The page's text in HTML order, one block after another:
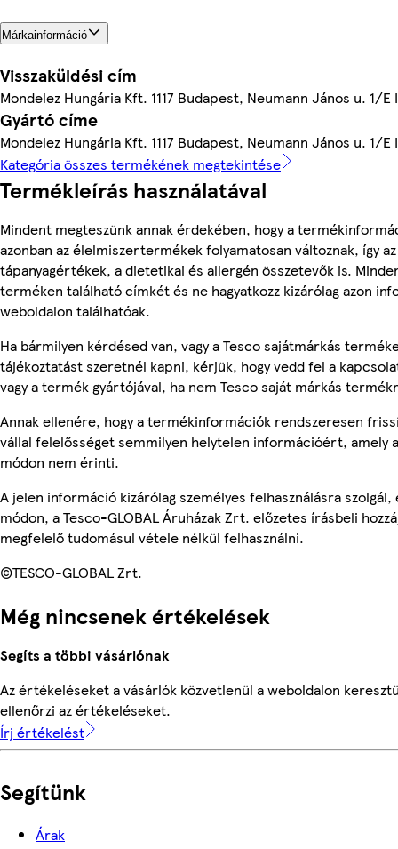
Márkainformáció
Visszaküldési cím
Mondelez Hungária Kft. 1117 Budapest, Neumann János u. 1/E
Gyártó címe
Mondelez Hungária Kft. 1117 Budapest, Neumann János u. 1/E
Kategória összes termékének megtekintése
Termékleírás használatával
Mindent megteszünk annak érdekében, hogy a
azonban az élelmiszertermékek folyamatosan változnak, így
tápanyagértékek, a dietetikai és allergén összetevők is.
terméken található címkét és ne hagyatkozz kizárólag azon
weboldalon találhatóak.
Ha bármilyen kérdésed van, vagy a Tesco sajátmárkás
tájékoztatást szeretnél kapni, kérjük, hogy vedd fel a
vagy a termék gyártójával, ha nem Tesco saját márkás
Annak ellenére, hogy a termékinformációk rendszeresen
vállal felelősséget semmilyen helytelen információért, amely
módon nem érinti.
A jelen információ kizárólag személyes felhasználásra
módon, a Tesco-GLOBAL Áruházak Zrt. előzetes írásbeli
megfelelő tudomásul vétele nélkül felhasználni.
©TESCO-GLOBAL Zrt.
Még nincsenek értékelések
Segíts a többi vásárlónak
Az értékeléseket a vásárlók közvetlenül a weboldalon
ellenőrzi az értékeléseket.
Írj értékelést
Segítünk
Árak